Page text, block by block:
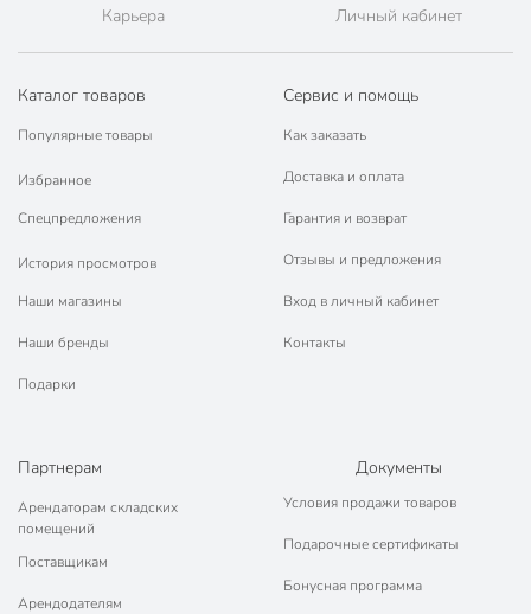
Карьера Личный кабинет
Каталог товаров
Популярные товары
Избранное
Спецпредложения
История просмотров
Наши магазины
Наши бренды
Подарки
Сервис и помощь
Как заказать
Доставка и оплата
Гарантия и возврат
Отзывы и предложения
Вход в личный кабинет
Контакты
Партнерам
Арендаторам складских
помещений
Поставщикам
Арендодателям
Документы
Условия продажи товаров
Подарочные сертификаты
Бонусная программа